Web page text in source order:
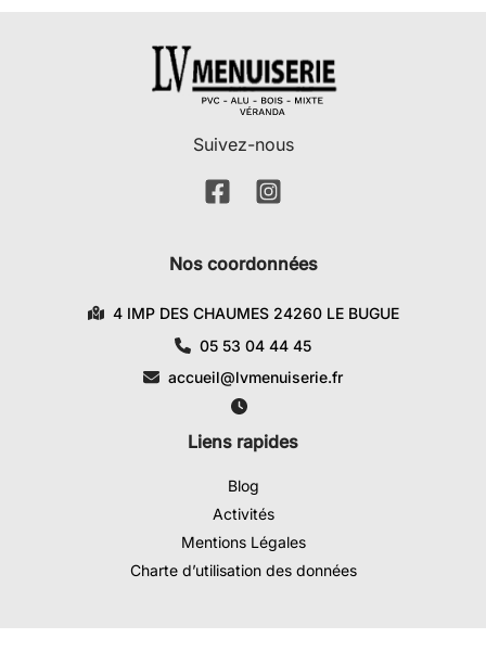
Suivez-nous
Nos coordonnées
4 IMP DES CHAUMES 24260 LE BUGUE
05 53 04 44 45
accueil@lvmenuiserie.fr
Liens rapides
Blog
Activités
Mentions Légales
Charte d’utilisation des données